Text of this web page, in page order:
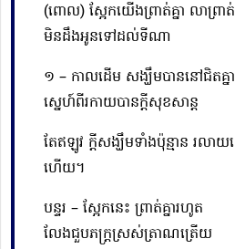
(ពោល) ស្អែកយើងព្រាត់គ្នា លាព្រាត់
មិនដឹងអូនទៅដល់ទីណា
១ – កាលដើម សង្ឃឹមបាននៅជិតគ្នា
ស្នេហ៍ពីរកាយបានក្ដីសុខសាន្ដ
តែឥឡូវ ក្ដីសង្ឃឹមទាំងប៉ុន្មាន រលាយ
ហើយ។
បន្ទរ – ស្អែកនេះ ព្រាត់គ្នារហូត
លែងជួបភក្ត្រស្រស់ត្រាណត្រើយ